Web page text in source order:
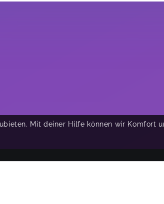
Mit deiner Hilfe können wir Komfort